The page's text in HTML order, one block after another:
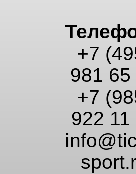
+7
981 65
+7
922 11